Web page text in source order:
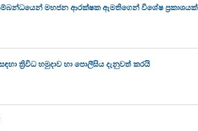
මහජන ආරක්ෂක ඇමතිගෙන් විශේෂ ප්‍රකාශයක්
ත්‍රිවිධ හමුදාව හා පොලීසිය දැනුවත් කරයි